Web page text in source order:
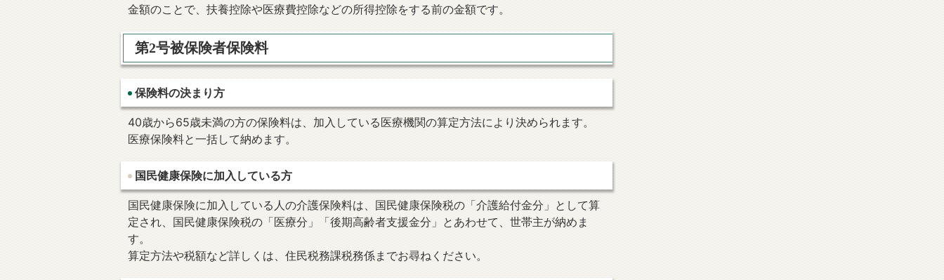
金額のことで、扶養控除や医療費控除などの所得控除をする前の金額です。
第2号被保険者保険料
保険料の決まり方
40歳から65歳未満の方の保険料は、加入している医療機関の算定方法により決められます。
医療保険料と一括して納めます。
国民健康保険に加入している方
国民健康保険に加入している人の介護保険料は、国民健康保険税の「介護給付金分」として算
定され、国民健康保険税の「医療分」「後期高齢者支援金分」とあわせて、世帯主が納めま
す。
算定方法や税額など詳しくは、住民税務課税務係までお尋ねください。